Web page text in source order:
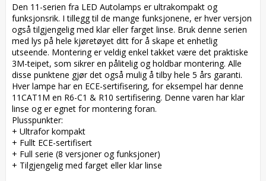
Den 11-serien fra LED Autolamps er ultrakompakt og
funksjonsrik. I tillegg til de mange funksjonene, er hver versjon
også tilgjengelig med klar eller farget linse. Bruk denne serien
med lys på hele kjøretøyet ditt for å skape et enhetlig
utseende. Montering er veldig enkel takket være det praktiske
3M-teipet, som sikrer en pålitelig og holdbar montering. Alle
disse punktene gjør det også mulig å tilby hele 5 års garanti.
Hver lampe har en ECE-sertifisering, for eksempel har denne
11CAT1M en R6-C1 & R10 sertifisering. Denne varen har klar
linse og er egnet for montering foran.
Plusspunkter:
+ Ultrafor kompakt
+ Fullt ECE-sertifisert
+ Full serie (8 versjoner og funksjoner)
+ Tilgjengelig med farget eller klar linse